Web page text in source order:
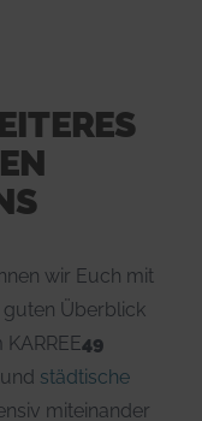
wir Euch mit
guten Überblick
49
städtische
miteinander